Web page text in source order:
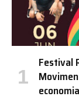
Festival